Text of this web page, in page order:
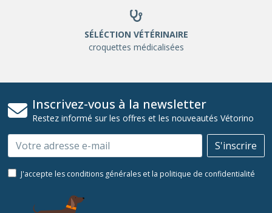
SÉLÉCTION VÉTÉRINAIRE
croquettes médicalisées
Inscrivez-vous à la newsletter
Restez informé sur les offres et les nouveautés Vétorino
Email S'inscrire
J'accepte les conditions générales et la politique de confidentialité